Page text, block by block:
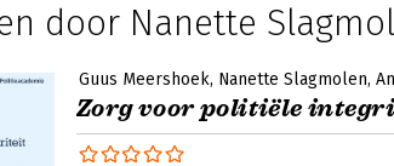
door Nanette
Guus Meershoek Nanette Slagmolen
Zorg voor politiële